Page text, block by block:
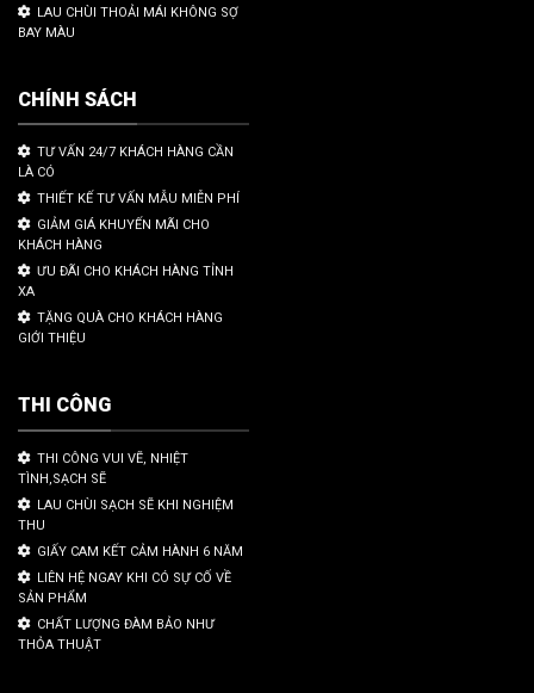
LAU CHÙI THOẢI MÁI KHÔNG SỢ
BAY MÀU
CHÍNH SÁCH
TƯ VẤN 24/7 KHÁCH HÀNG CẦN
LÀ CÓ
THIẾT KẾ TƯ VẤN MẪU MIỄN PHÍ
GIẢM GIÁ KHUYẾN MÃI CHO
KHÁCH HÀNG
ƯU ĐÃI CHO KHÁCH HÀNG TỈNH
XA
TẶNG QUÀ CHO KHÁCH HÀNG
GIỚI THIỆU
THI CÔNG
THI CÔNG VUI VẼ, NHIỆT
TÌNH,SẠCH SẼ
LAU CHÙI SẠCH SẼ KHI NGHIỆM
THU
GIẤY CAM KẾT CẢM HÀNH 6 NĂM
LIÊN HỆ NGAY KHI CÓ SỰ CỐ VỀ
SẢN PHẨM
CHẤT LƯỢNG ĐÀM BẢO NHƯ
THỎA THUẬT